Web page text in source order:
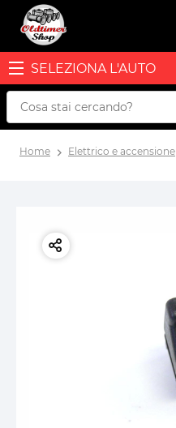
SELEZIONA L'AUTO
Home Elettrico e accensione